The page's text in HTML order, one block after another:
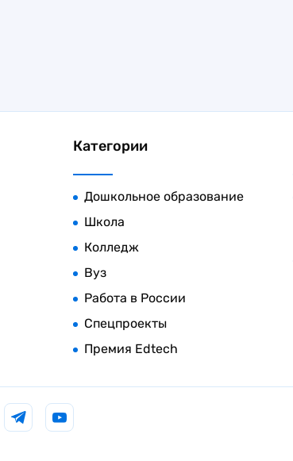
Категории
Дошкольное образование
Школа
Колледж
Вуз
Работа в России
Спецпроекты
Премия Edtech